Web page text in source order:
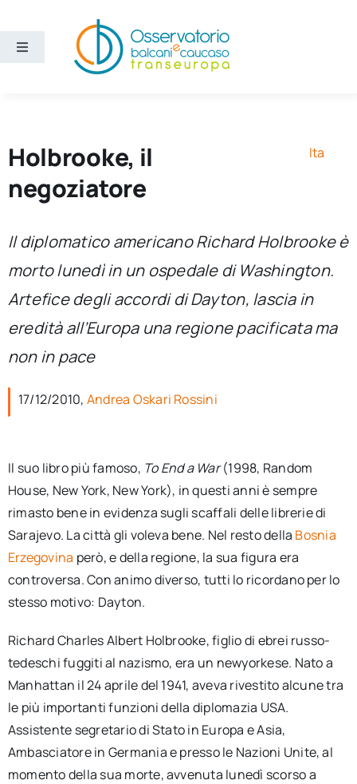
contenuto
Toggle
Ricerca e divulgazione
Sezioni
Chi siamo
per:
Newsletter
Ita
Holbrooke, il
negoziatore
Ita
Il diplomatico americano Richard Holbrooke è
morto lunedì in un ospedale di Washington.
Artefice degli accordi di Dayton, lascia in
eredità all’Europa una regione pacificata ma
non in pace
17/12/2010, Andrea Oskari Rossini
Il suo libro più famoso, To End a War(1998, Random
House, New York, New York), in questi anni è sempre
rimasto bene in evidenza sugli scaffali delle librerie di
Sarajevo. La città gli voleva bene. Nel resto della Bosnia
Erzegovina però, e della regione, la sua figura era
controversa. Con animo diverso, tutti lo ricordano per lo
stesso motivo: Dayton.
Richard Charles Albert Holbrooke, figlio di ebrei russo-
tedeschi fuggiti al nazismo, era un newyorkese. Nato a
Manhattan il 24 aprile del 1941, aveva rivestito alcune tra
le più importanti funzioni della diplomazia USA.
Assistente segretario di Stato in Europa e Asia,
Ambasciatore in Germania e presso le Nazioni Unite, al
momento della sua morte, avvenuta lunedì scorso a